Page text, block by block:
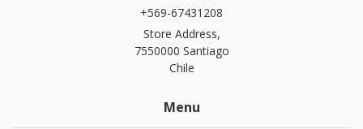
+569-67431208
Store Address,
7550000 Santiago
Chile
Menu